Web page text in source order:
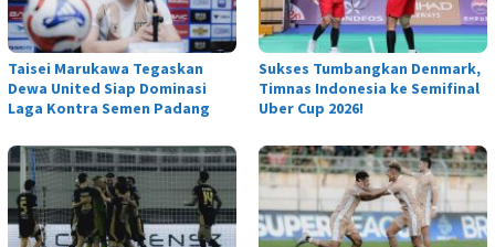
Taisei Marukawa Tegaskan
Dewa United Siap Dominasi
Laga Kontra Semen Padang
Sukses Tumbangkan Denmark,
Timnas Indonesia ke Semifinal
Uber Cup 2026!